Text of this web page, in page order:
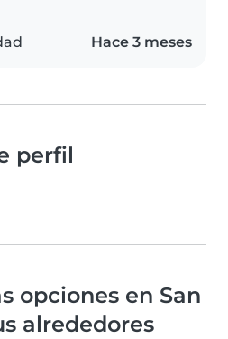
Hace 3 meses
perfil
opciones en San
alrededores